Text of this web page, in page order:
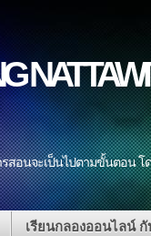
รสอนจะเป็นไปตามขั้นตอน
เรียนกลองออนไลน์